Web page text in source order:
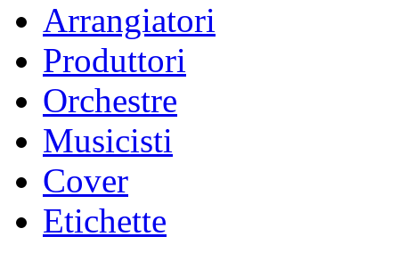
Arrangiatori
Produttori
Orchestre
Musicisti
Cover
Etichette